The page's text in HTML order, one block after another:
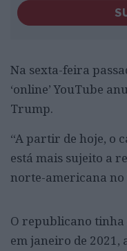
Na sexta-feira
‘online’ YouTube
Trump.
“A partir de hoje, o
está mais sujeito a
norte-americana
O republicano tinha
em janeiro de 2021,